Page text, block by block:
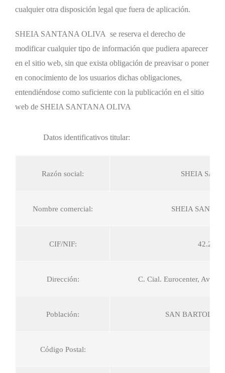
cualquier otra disposición legal que fuera de aplicación.
SHEIA SANTANA OLIVA se reserva el derecho de
modificar cualquier tipo de información que pudiera aparecer
en el sitio web, sin que exista obligación de preavisar o poner
en conocimiento de los usuarios dichas obligaciones,
entendiéndose como suficiente con la publicación en el sitio
web de SHEIA SANTANA OLIVA
Datos identificativos titular:
Razón social: SHEIA
Nombre comercial: SHEIA
CIF/NIF:
Dirección: C. Cial. Eurocenter, Av. de
Población: SAN
Código Postal: